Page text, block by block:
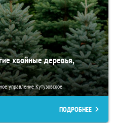
хвойные деревья,
управление Кутузовское
ПОДРОБНЕЕ